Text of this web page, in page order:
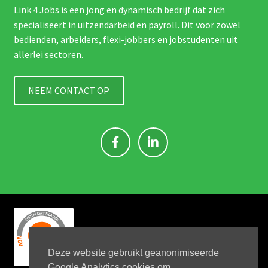
Deze website gebruikt geanonimiseerde
Link 4 Jobs is een jong en dynamisch bedrijf dat zich
specialiseert in uitzendarbeid en payroll. Dit voor zowel
bedienden, arbeiders, flexi-jobbers en jobstudenten uit
allerlei sectoren.
NEEM CONTACT OP